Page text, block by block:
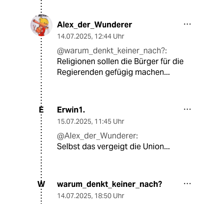
Alex_der_Wunderer
14.07.2025, 12:44 Uhr
@warum_denkt_keiner_nach?:
Religionen sollen die Bürger für die
Regierenden gefügig machen...
E Erwin1.
15.07.2025, 11:45 Uhr
@Alex_der_Wunderer:
Selbst das vergeigt die Union...
W warum_denkt_keiner_nach?
14.07.2025, 18:50 Uhr